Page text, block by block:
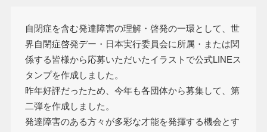
自閉症を含む発達障害の理解・啓発の一環として、世
界自閉症啓発デー・日本実行委員会に所属・または関
係する皆様から応募いただいたイラストで公式LINEス
タンプを作成しました。
昨年好評だったため、今年も各団体から募集して、第
二弾を作成しました。
発達障害のある方々が多彩な才能を発揮する機会とす